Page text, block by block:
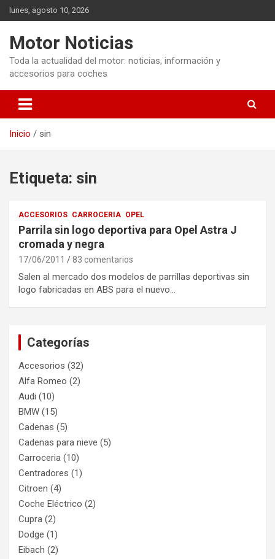
Saltar
al
lunes, agosto 10, 2026
Motor Noticias
Toda la actualidad del motor: noticias, información y
accesorios para coches
Inicio sin
Etiqueta: sin
ACCESORIOS CARROCERIA OPEL
Parrila sin logo deportiva para Opel Astra J
cromada y negra
17/06/2011 83 comentarios
Salen al mercado dos modelos de parrillas deportivas sin
logo fabricadas en ABS para el nuevo…
Categorías
Accesorios (32)
Alfa Romeo (2)
Audi (10)
BMW (15)
Cadenas (5)
Cadenas para nieve (5)
Carroceria (10)
Centradores (1)
Citroen (4)
Coche Eléctrico (2)
Cupra (2)
Dodge (1)
Eibach (2)